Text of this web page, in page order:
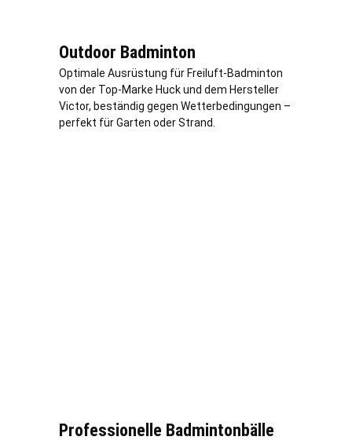
Outdoor Badminton
Optimale Ausrüstung für Freiluft-Badminton
von der Top-Marke Huck und dem Hersteller
Victor, beständig gegen Wetterbedingungen –
perfekt für Garten oder Strand.
Professionelle Badmintonbälle